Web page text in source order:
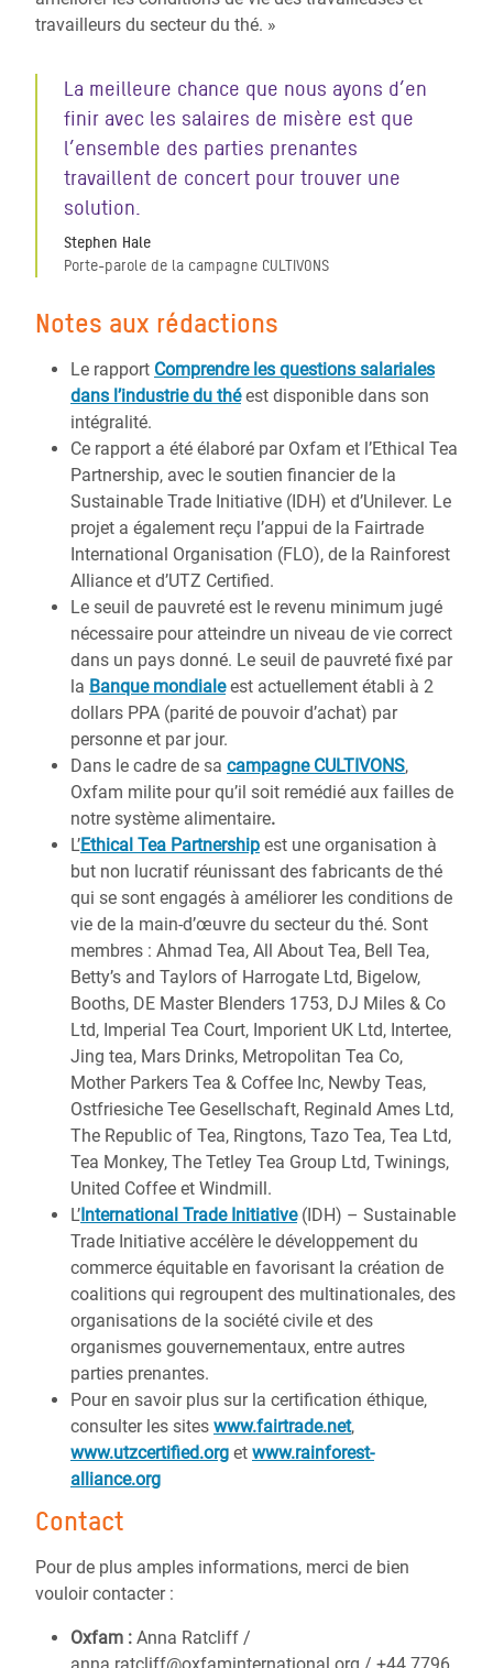
travailleurs du secteur du thé. »
La meilleure chance que nous ayons d’en
finir avec les salaires de misère est que
l’ensemble des parties prenantes
travaillent de concert pour trouver une
solution.
Stephen Hale
Porte-parole de la campagne CULTIVONS
Notes aux rédactions
Le rapport Comprendre les questions salariales
dans l’industrie du théest disponible dans son
intégralité.
Ce rapport a été élaboré par Oxfam et l’Ethical Tea
Partnership, avec le soutien financier de la
Sustainable Trade Initiative (IDH) et d’Unilever. Le
projet a également reçu l’appui de la Fairtrade
International Organisation (FLO), de la Rainforest
Alliance et d’UTZ Certified.
Le seuil de pauvreté est le revenu minimum jugé
nécessaire pour atteindre un niveau de vie correct
dans un pays donné. Le seuil de pauvreté fixé par
la Banque mondialeest actuellement établi à 2
dollars PPA (parité de pouvoir d’achat) par
personne et par jour.
Dans le cadre de sa campagne CULTIVONS,
Oxfam milite pour qu’il soit remédié aux failles de
notre système alimentaire.
L’Ethical Tea Partnership est une organisation à
but non lucratif réunissant des fabricants de thé
qui se sont engagés à améliorer les conditions de
vie de la main-d’œuvre du secteur du thé. Sont
membres : Ahmad Tea, All About Tea, Bell Tea,
Betty’s and Taylors of Harrogate Ltd, Bigelow,
Booths, DE Master Blenders 1753, DJ Miles & Co
Ltd, Imperial Tea Court, Imporient UK Ltd, Intertee,
Jing tea, Mars Drinks, Metropolitan Tea Co,
Mother Parkers Tea & Coffee Inc, Newby Teas,
Ostfriesiche Tee Gesellschaft, Reginald Ames Ltd,
The Republic of Tea, Ringtons, Tazo Tea, Tea Ltd,
Tea Monkey, The Tetley Tea Group Ltd, Twinings,
United Coffee et Windmill.
L’International Trade Initiative(IDH) – Sustainable
Trade Initiative accélère le développement du
commerce équitable en favorisant la création de
coalitions qui regroupent des multinationales, des
organisations de la société civile et des
organismes gouvernementaux, entre autres
parties prenantes.
Pour en savoir plus sur la certification éthique,
consulter les sites www.fairtrade.net,
www.utzcertified.org et www.rainforest-
alliance.org
Contact
Pour de plus amples informations, merci de bien
vouloir contacter :
Oxfam : Anna Ratcliff /